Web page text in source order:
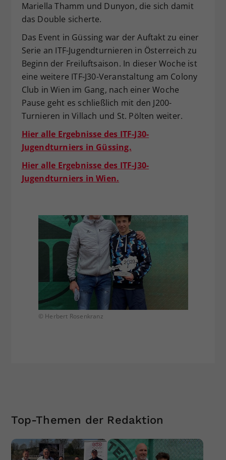
Mariella Thamm und Dunyon, die sich damit
das Double sicherte.
Das Event in Güssing war der Auftakt zu einer
Serie an ITF-Jugendturnieren in Österreich zu
Beginn der Freiluftsaison. In dieser Woche ist
eine weitere ITF-J30-Veranstaltung am Colony
Club in Wien im Gang, nach einer Woche
Pause geht es schließlich mit den J200-
Turnieren in Villach und St. Pölten weiter.
Hier alle Ergebnisse des ITF-J30-
Jugendturniers in Güssing.
Hier alle Ergebnisse des ITF-J30-
Jugendturniers in Wien.
© Herbert Rosenkranz
Top-Themen der Redaktion